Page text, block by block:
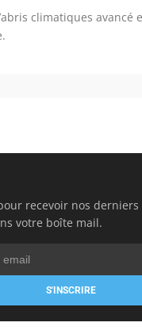
climatiques avancé
recevoir nos derniers
votre boîte mail.
S'INSCRIRE